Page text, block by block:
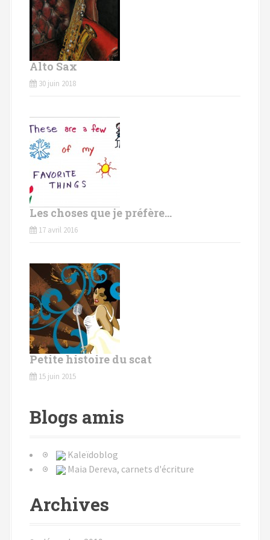
Alto Sax
30 juin 2018
Les choses que je préfère…
17 avril 2016
Petite histoire du scat
15 juin 2015
Blogs amis
Kaleïdoblog
Maia Dereva, carnets d'écriture
Archives